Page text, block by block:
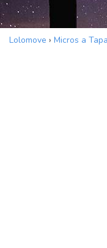
Lolomove › Micros a